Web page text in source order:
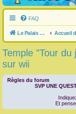
FAQ
Le Palais de Zelda
Temple "Tour
sur wii
Règles du forum
SVP UNE
Et